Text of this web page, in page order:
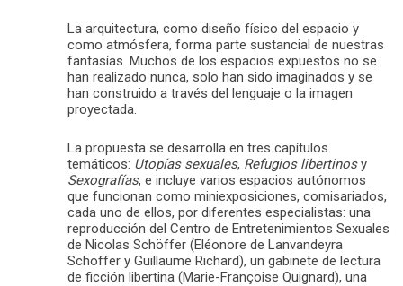
La arquitectura, como diseño físico del espacio y
como atmósfera, forma parte sustancial de nuestras
fantasías. Muchos de los espacios expuestos no se
han realizado nunca, solo han sido imaginados y se
han construido a través del lenguaje o la imagen
proyectada.
La propuesta se desarrolla en tres capítulos
temáticos: Utopías sexuales, Refugios libertinosy
Sexografías, e incluye varios espacios autónomos
que funcionan como miniexposiciones, comisariados,
cada uno de ellos, por diferentes especialistas: una
reproducción del Centro de Entretenimientos Sexuales
de Nicolas Schöffer (Eléonore de Lanvandeyra
Schöffer y Guillaume Richard), un gabinete de lectura
de ficción libertina (Marie-Françoise Quignard), una